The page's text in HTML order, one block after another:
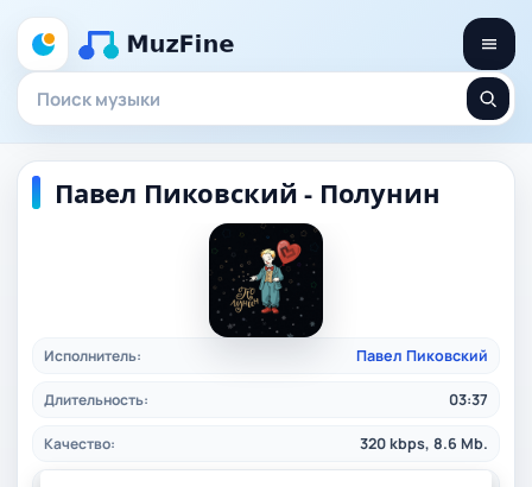
Павел Пиковский - Полунин
Исполнитель: Павел Пиковский
Длительность: 03:37
Качество: 320 kbps, 8.6 Mb.